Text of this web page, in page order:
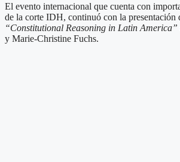
El evento internacional que cuenta con
de la corte IDH, continuó con la presentación
“Constitutional Reasoning in Latin America”
y Marie-Christine Fuchs.